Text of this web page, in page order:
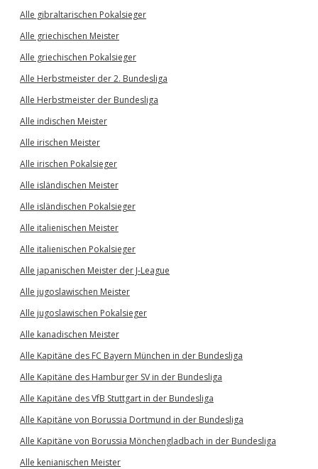
Alle gibraltarischen Pokalsieger
Alle griechischen Meister
Alle griechischen Pokalsieger
Alle Herbstmeister der 2. Bundesliga
Alle Herbstmeister der Bundesliga
Alle indischen Meister
Alle irischen Meister
Alle irischen Pokalsieger
Alle isländischen Meister
Alle isländischen Pokalsieger
Alle italienischen Meister
Alle italienischen Pokalsieger
Alle japanischen Meister der J-League
Alle jugoslawischen Meister
Alle jugoslawischen Pokalsieger
Alle kanadischen Meister
Alle Kapitäne des FC Bayern München in der Bundesliga
Alle Kapitäne des Hamburger SV in der Bundesliga
Alle Kapitäne des VfB Stuttgart in der Bundesliga
Alle Kapitäne von Borussia Dortmund in der Bundesliga
Alle Kapitäne von Borussia Mönchengladbach in der Bundesliga
Alle kenianischen Meister